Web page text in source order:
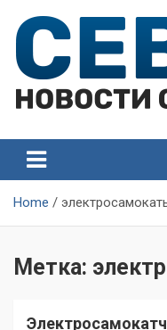
content
Севастополя
Севастополя
Home
Метка: